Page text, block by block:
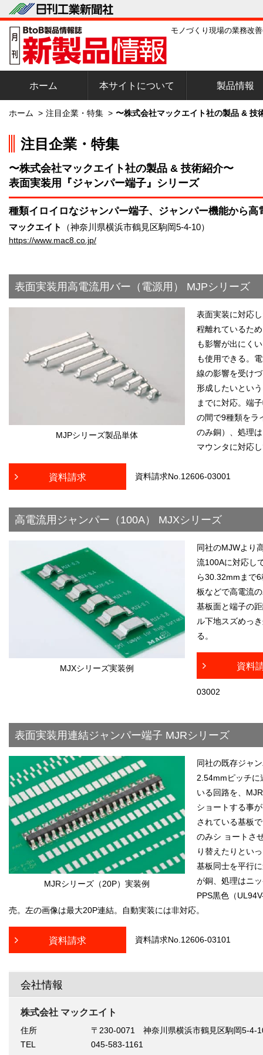
モノづくり現場の業務改
ホーム 本サイトについて 製品情報
ホーム > 注目企業・特集 > 〜株式会社マックエイト社の製品 & 技
注目企業・特集
〜株式会社マックエイト社の製品 & 技術紹介〜
表面実装用『ジャンパー端子』シリーズ
種類イロイロなジャンパー端子、ジャンパー機能から高
マックエイト （神奈川県横浜市鶴見区駒岡5-4-10）
https://www.mac8.co.jp/
表面実装用高電流用バー（電源用） MJPシリーズ
MJPシリーズ製品単体
表面実装に対応
程離れているた
も影響が出にく
も使用できる。
線の影響を受け
形成したいとい
までに対応。端
の間で9種類をラ
のみ銅）、処理
マウンタに対応
資料請求 資料請求No.12606-03001
高電流用ジャンパー（100A） MJXシリーズ
MJXシリーズ実装例
同社のMJWより
流100Aに対応し
ら30.32mmまで
板などで高電流
基板面と端子の
ル下地スズめっ
る。
資料
03002
表面実装用連結ジャンパー端子 MJRシリーズ
MJRシリーズ（20P）実装例
同社の既存ジャ
2.54mmピッチ
いる回路を、
ショートする事
されている基板
のみシ ョートさ
り替えたりとい
基板同士を平行
が銅、処理はニ
PPS黒色（
売。左の画像は最大20P連結。自動実装には非対応。
資料請求 資料請求No.12606-03101
会社情報
株式会社 マックエイト
住所
〒230-0071 神奈川県横浜市鶴見区駒岡5-4-
TEL
045-583-1161